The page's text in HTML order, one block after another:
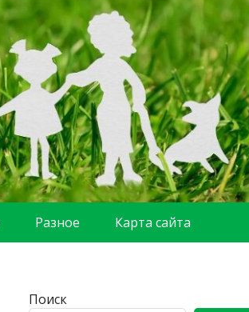
Разное Карта сайта
Поиск